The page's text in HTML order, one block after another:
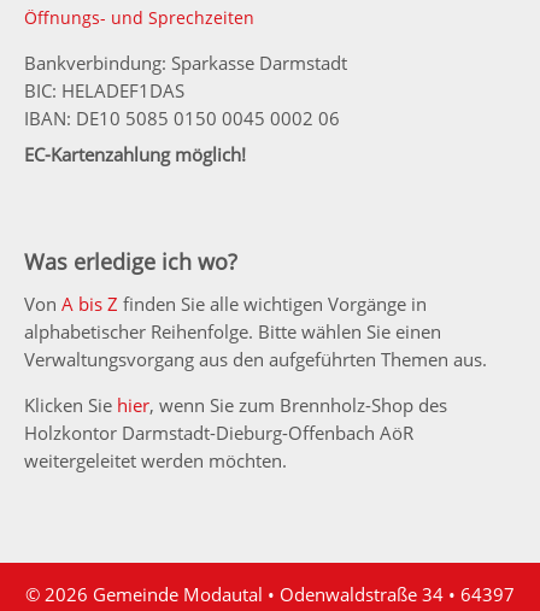
Öffnungs- und Sprechzeiten
Bankverbindung: Sparkasse Darmstadt
BIC: HELADEF1DAS
IBAN: DE10 5085 0150 0045 0002 06
EC-Kartenzahlung möglich!
Was erledige ich wo?
Von A bis Z finden Sie alle wichtigen Vorgänge in
alphabetischer Reihenfolge. Bitte wählen Sie einen
Verwaltungsvorgang aus den aufgeführten Themen aus.
Klicken Sie hier, wenn Sie zum Brennholz-Shop des
Holzkontor Darmstadt-Dieburg-Offenbach AöR
weitergeleitet werden möchten.
© 2026 Gemeinde Modautal • Odenwaldstraße 34 • 64397